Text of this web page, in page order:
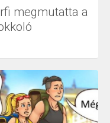
megmutatta a